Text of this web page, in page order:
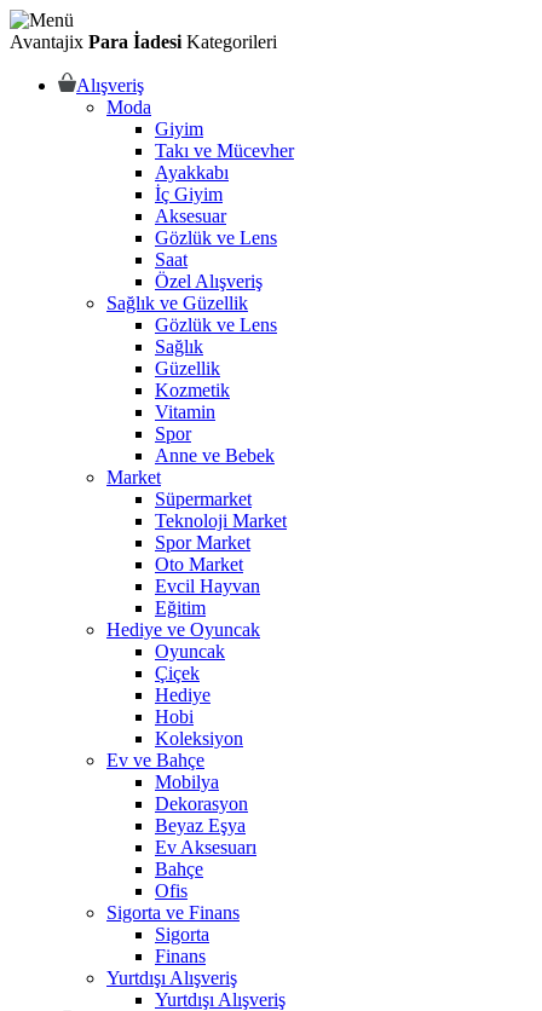
Avantajix Para İadesi Kategorileri
Alışveriş
Moda
Giyim
Takı ve Mücevher
Ayakkabı
İç Giyim
Aksesuar
Gözlük ve Lens
Saat
Özel Alışveriş
Sağlık ve Güzellik
Gözlük ve Lens
Sağlık
Güzellik
Kozmetik
Vitamin
Spor
Anne ve Bebek
Market
Süpermarket
Teknoloji Market
Spor Market
Oto Market
Evcil Hayvan
Eğitim
Hediye ve Oyuncak
Oyuncak
Çiçek
Hediye
Hobi
Koleksiyon
Ev ve Bahçe
Mobilya
Dekorasyon
Beyaz Eşya
Ev Aksesuarı
Bahçe
Ofis
Sigorta ve Finans
Sigorta
Finans
Yurtdışı Alışveriş
Yurtdışı Alışveriş